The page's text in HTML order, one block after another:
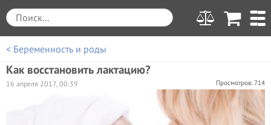
< Беременность и роды
Как восстановить лактацию?
Просмотров: 714
16 апреля 2017, 00:39